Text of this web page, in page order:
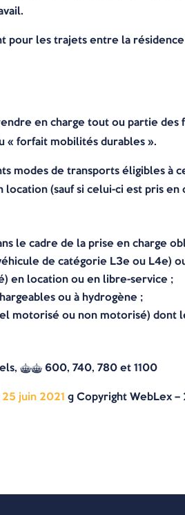
pour les trajets entre la
en charge tout ou partie des
« forfait mobilités durables ».
modes de transports éligibles à
(sauf si celui-ci est pris en
le cadre de la prise en charge
de catégorie L3e ou L4e)
en location ou en libre-service ;
ou à hydrogène ;
motorisé ou non motorisé)
§§ 600, 740, 780 et 1100
juin 2021 © Copyright WebLex –